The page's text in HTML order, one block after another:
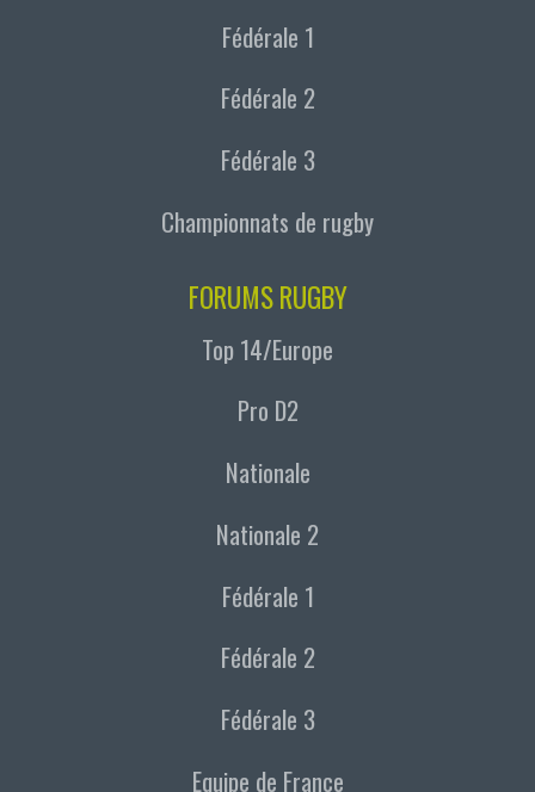
Fédérale 1
Fédérale 2
Fédérale 3
Championnats de rugby
FORUMS RUGBY
Top 14/Europe
Pro D2
Nationale
Nationale 2
Fédérale 1
Fédérale 2
Fédérale 3
Equipe de France